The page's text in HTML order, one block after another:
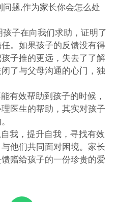
题,作为家长你会怎么处
子在向我们求助，证明了
。如果孩子的反馈没有得
子推的更远，失去了了解
了与父母沟通的心门，独
有效帮助到孩子的时候，
医生的帮助，其实对孩子
我，提升自我，寻找有效
他们共同面对困境。家长
赠给孩子的一份珍贵的爱